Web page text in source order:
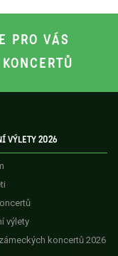
PRO VÁS
KONCERTŮ
VÝLETY 2026
výlety
koncertů 2026